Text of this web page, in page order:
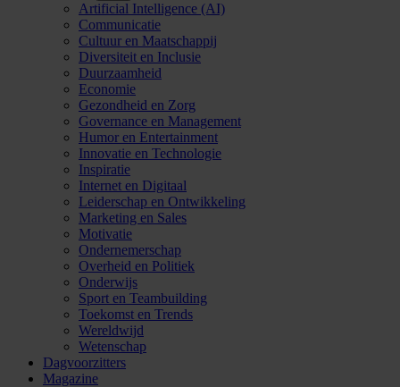
Artificial Intelligence (AI)
Communicatie
Cultuur en Maatschappij
Diversiteit en Inclusie
Duurzaamheid
Economie
Gezondheid en Zorg
Governance en Management
Humor en Entertainment
Innovatie en Technologie
Inspiratie
Internet en Digitaal
Leiderschap en Ontwikkeling
Marketing en Sales
Motivatie
Ondernemerschap
Overheid en Politiek
Onderwijs
Sport en Teambuilding
Toekomst en Trends
Wereldwijd
Wetenschap
Dagvoorzitters
Magazine